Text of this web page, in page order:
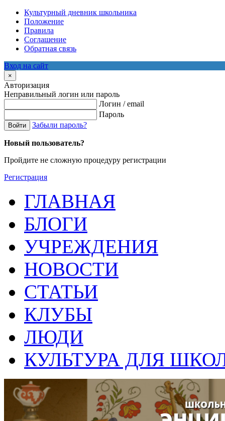
Культурный дневник школьника
Положение
Правила
Соглашение
Обратная связь
Вход на сайт
×
Авторизация
Неправильный логин или пароль
Логин / email
Пароль
Войти Забыли пароль?
Новый пользователь?
Пройдите не сложную процедуру регистрации
Регистрация
ГЛАВНАЯ
БЛОГИ
УЧРЕЖДЕНИЯ
НОВОСТИ
СТАТЬИ
КЛУБЫ
ЛЮДИ
КУЛЬТУРА ДЛЯ